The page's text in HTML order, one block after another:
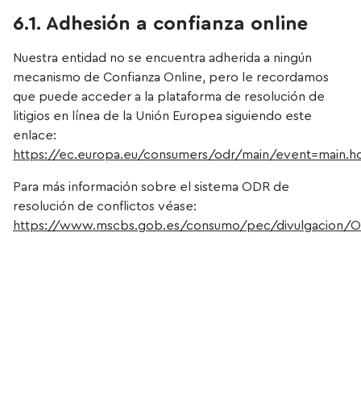
6.1. Adhesión a confianza online
Nuestra entidad no se encuentra adherida a ningún
mecanismo de Confianza Online, pero le recordamos
que puede acceder a la plataforma de resolución de
litigios en línea de la Unión Europea siguiendo este
enlace:
https://ec.europa.eu/consumers/odr/main/
Para más información sobre el sistema ODR de
resolución de conflictos véase:
https://www.mscbs.gob.es/consumo/pec/divulgacion/